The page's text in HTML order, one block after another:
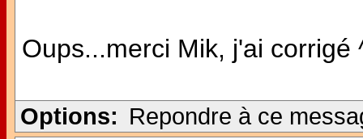
Oups...merci Mik, j'ai corrigé
Options: Repondre à ce